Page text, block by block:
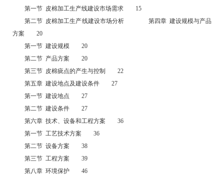
第一节 皮棉加工生产线建设市场需求 15
第二节 皮棉加工生产线建设市场分析 第四章 建设规模与产品
方案 20
第一节 建设规模 20
第二节 产品方案 20
第三节 皮棉疵点的产生与控制 22
第五章 建设地点及建设条件 27
第一节 建设地点 27
第二节 建设条件 27
第六章 技术、设备和工程方案 36
第一节 工艺技术方案 36
第二节 设备方案 38
第三节 工程方案 39
第八章 环境保护 46